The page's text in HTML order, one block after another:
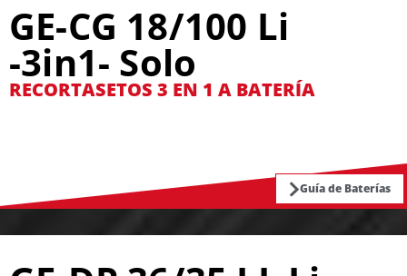
GE-CG 18/100 Li
-3in1- Solo
RECORTASETOS 3 EN 1 A BATERÍA
Guía de Baterías